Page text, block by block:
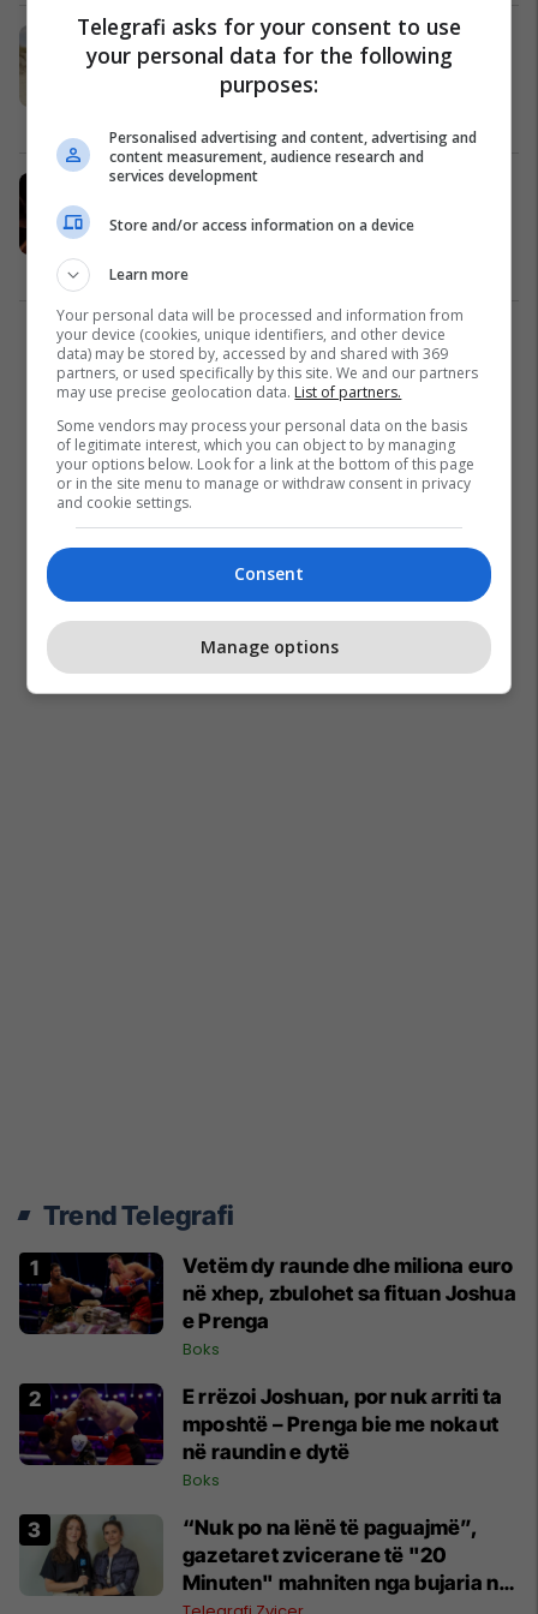
Alban Ramosaj mohon se ka dhënë
deklaratë për humbjen e Ronelës në
gjysmëfinalen e Eurovision: Ka
imazhin tim
Shakaja e Alban Ramosajt për 1 prill,
thotë se do të jetë pjesë e serialit
Yjet
1
Trend Telegrafi
Vetëm dy raunde dhe miliona euro
në xhep, zbulohet sa fituan Joshua
e Prenga
Boks
E rrëzoi Joshuan, por nuk arriti ta
mposhtë – Prenga bie me nokaut
në raundin e dytë
Boks
“Nuk po na lënë të paguajmë”,
gazetaret zvicerane të "20
Minuten" mahniten nga bujaria në
Telegrafi asks for your consent to use
your personal data for the following
purposes:
Personalised advertising and content, advertising and
content measurement, audience research and
services development
Store and/or access information on a device
Learn more
Your personal data will be processed and information from
your device (cookies, unique identifiers, and other device
data) may be stored by, accessed by and shared with 369
partners, or used specifically by this site. We and our partners
may use precise geolocation data. List of partners.
Some vendors may process your personal data on the basis
of legitimate interest, which you can object to by managing
your options below. Look for a link at the bottom of this page
or in the site menu to manage or withdraw consent in privacy
and cookie settings.
Consent
Manage options